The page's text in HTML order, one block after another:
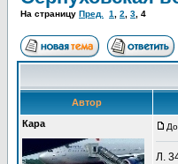
На страницу Пред. 1 2 3 4
Автор
Кара
Л.